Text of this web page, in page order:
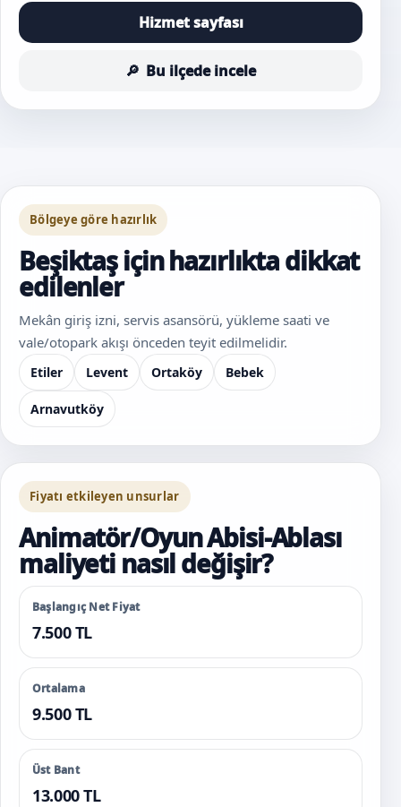
Hizmet sayfası
Bu ilçede incele
Bölgeye göre hazırlık
Beşiktaş için hazırlıkta dikkat
edilenler
Mekân giriş izni, servis asansörü, yükleme saati ve
vale/otopark akışı önceden teyit edilmelidir.
Etiler Levent Ortaköy Bebek
Arnavutköy
Fiyatı etkileyen unsurlar
Animatör/Oyun Abisi-Ablası
maliyeti nasıl değişir?
Başlangıç Net Fiyat
7.500 TL
Ortalama
9.500 TL
Üst Bant
13.000 TL